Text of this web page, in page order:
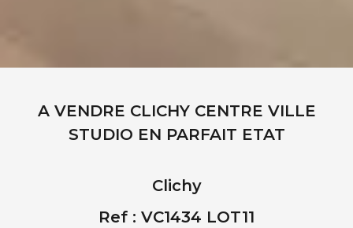
A VENDRE CLICHY CENTRE VILLE
STUDIO EN PARFAIT ETAT
Clichy
Ref : VC1434 LOT11